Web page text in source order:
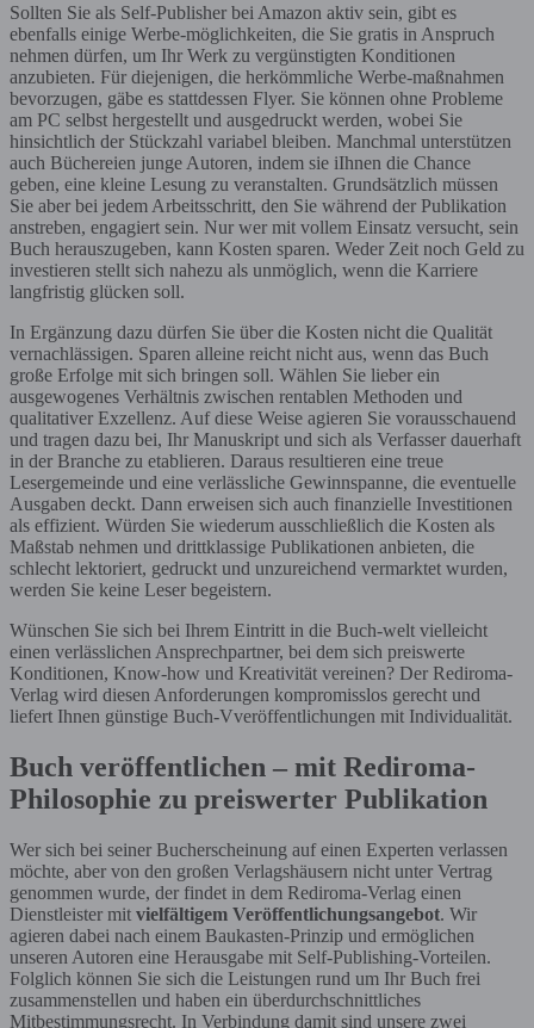
Sollten Sie als Self-Publisher bei Amazon aktiv sein, gibt es
ebenfalls einige Werbe-möglichkeiten, die Sie gratis in Anspruch
nehmen dürfen, um Ihr Werk zu vergünstigten Konditionen
anzubieten. Für diejenigen, die herkömmliche Werbe-maßnahmen
bevorzugen, gäbe es stattdessen Flyer. Sie können ohne Probleme
am PC selbst hergestellt und ausgedruckt werden, wobei Sie
hinsichtlich der Stückzahl variabel bleiben. Manchmal unterstützen
auch Büchereien junge Autoren, indem sie iIhnen die Chance
geben, eine kleine Lesung zu veranstalten. Grundsätzlich müssen
Sie aber bei jedem Arbeitsschritt, den Sie während der Publikation
anstreben, engagiert sein. Nur wer mit vollem Einsatz versucht, sein
Buch herauszugeben, kann Kosten sparen. Weder Zeit noch Geld zu
investieren stellt sich nahezu als unmöglich, wenn die Karriere
langfristig glücken soll.
In Ergänzung dazu dürfen Sie über die Kosten nicht die Qualität
vernachlässigen. Sparen alleine reicht nicht aus, wenn das Buch
große Erfolge mit sich bringen soll. Wählen Sie lieber ein
ausgewogenes Verhältnis zwischen rentablen Methoden und
qualitativer Exzellenz. Auf diese Weise agieren Sie vorausschauend
und tragen dazu bei, Ihr Manuskript und sich als Verfasser dauerhaft
in der Branche zu etablieren. Daraus resultieren eine treue
Lesergemeinde und eine verlässliche Gewinnspanne, die eventuelle
Ausgaben deckt. Dann erweisen sich auch finanzielle Investitionen
als effizient. Würden Sie wiederum ausschließlich die Kosten als
Maßstab nehmen und drittklassige Publikationen anbieten, die
schlecht lektoriert, gedruckt und unzureichend vermarktet wurden,
werden Sie keine Leser begeistern.
Wünschen Sie sich bei Ihrem Eintritt in die Buch-welt vielleicht
einen verlässlichen Ansprechpartner, bei dem sich preiswerte
Konditionen, Know-how und Kreativität vereinen? Der Rediroma-
Verlag wird diesen Anforderungen kompromisslos gerecht und
liefert Ihnen günstige Buch-Vveröffentlichungen mit Individualität.
Buch veröffentlichen – mit Rediroma-
Philosophie zu preiswerter Publikation
Wer sich bei seiner Bucherscheinung auf einen Experten verlassen
möchte, aber von den großen Verlagshäusern nicht unter Vertrag
genommen wurde, der findet in dem Rediroma-Verlag einen
Dienstleister mit vielfältigem Veröffentlichungsangebot. Wir
agieren dabei nach einem Baukasten-Prinzip und ermöglichen
unseren Autoren eine Herausgabe mit Self-Publishing-Vorteilen.
Folglich können Sie sich die Leistungen rund um Ihr Buch frei
zusammenstellen und haben ein überdurchschnittliches
Mitbestimmungsrecht. In Verbindung damit sind unsere zwei